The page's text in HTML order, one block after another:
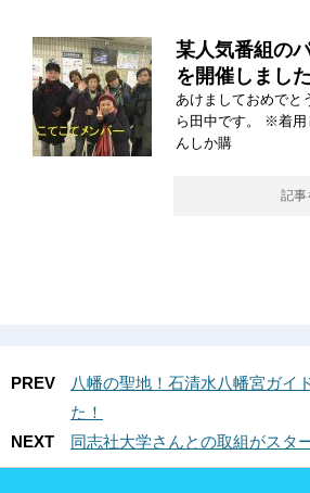
某人気番組の
を開催しました
あけましておめでと
ら田中です。 ※着用
んしか購
記事
PREV
八幡の聖地！石清水八幡宮ガイ
た！
NEXT
同志社大学さんとの取組がスタ